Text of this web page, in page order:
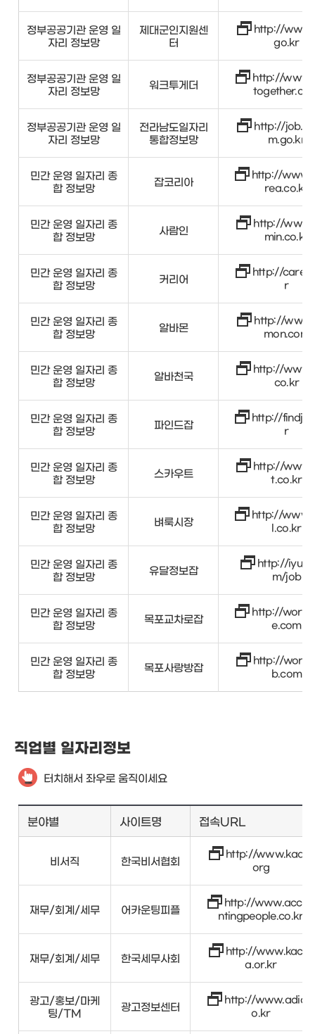
정부공공기관 운영 일
자리 정보망
제대군인지원센
터
http://
go.kr
정부공공기관 운영 일
자리 정보망
워크투게더
http://
정부공공기관 운영 일
자리 정보망
전라남도일자리
통합정보망
http://
m.go.kr
민간 운영 일자리 종
합 정보망
잡코리아
http://
rea.co.kr
민간 운영 일자리 종
합 정보망
사람인
http://
min.co.kr
민간 운영 일자리 종
합 정보망
커리어
http://
r
민간 운영 일자리 종
합 정보망
알바몬
http://
mon.com
민간 운영 일자리 종
합 정보망
알바천국
http://
co.kr
민간 운영 일자리 종
합 정보망
파인드잡
http://
r
민간 운영 일자리 종
합 정보망
스카우트
http://
t.co.kr
민간 운영 일자리 종
합 정보망
벼룩시장
http://
l.co.kr
민간 운영 일자리 종
합 정보망
유달정보잡
http://
m/job
민간 운영 일자리 종
합 정보망
목포교차로잡
http://
e.com
민간 운영 일자리 종
합 정보망
목포사랑방잡
http://
b.com
직업별 일자리정보
터치해서 좌우로 움직이세요
분야별 사이트명 접속URL
비서직 한국비서협회
http://www.kaap.
org
재무/회계/세무 어카운팅피플
http://www.accou
ntingpeople.co.kr
재무/회계/세무 한국세무사회
http://www.kacpt
a.or.kr
광고/홍보/마케
팅/TM
광고정보센터
http://www.adic.c
o.kr